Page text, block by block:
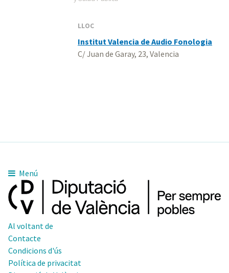
LLOC
Institut Valencia de Audio Fonologia
C/ Juan de Garay, 23, Valencia
Menú
Al voltant de
Contacte
Condicions d'ús
Política de privacitat